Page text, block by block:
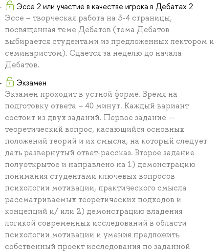
Эссе 2 или участие в качестве игрока в Дебатах 2
Эссе – творческая работа на 3-4 страницы,
посвященная теме Дебатов (тема Дебатов
выбирается студентами из предложенных лектором и
семинаристом). Сдается за неделю до начала
Дебатов.
Экзамен
Экзамен проходит в устной форме. Время на
подготовку ответа – 40 минут. Каждый вариант
состоит из двух заданий. Первое задание —
теоретический вопрос, касающийся основных
положений теорий и их смысла, на который следует
дать развернутый ответ-рассказ. Второе задание
полуоткрытое и направлено на 1) демонстрацию
понимания студентами ключевых вопросов
психологии мотивации, практического смысла
рассматриваемых теоретических подходов и
концепций и/ или 2) демонстрацию владения
логикой современных исследований в области
психологии мотивации и умения предложить
собственный проект исследования по заданной